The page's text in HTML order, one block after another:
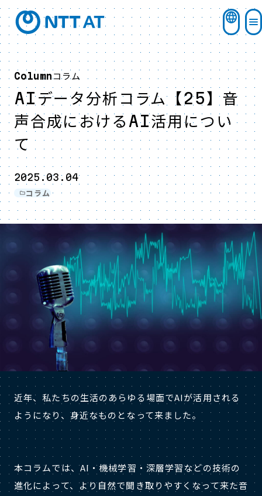
Columnコラム
AIデータ分析コラム【25】音
声合成におけるAI活用につい
て
2025.03.04
コラム
近年、私たちの生活のあらゆる場面でAIが活用される
ようになり、身近なものとなって来ました。
本コラムでは、AI・機械学習・深層学習などの技術の
進化によって、より自然で聞き取りやすくなって来た音